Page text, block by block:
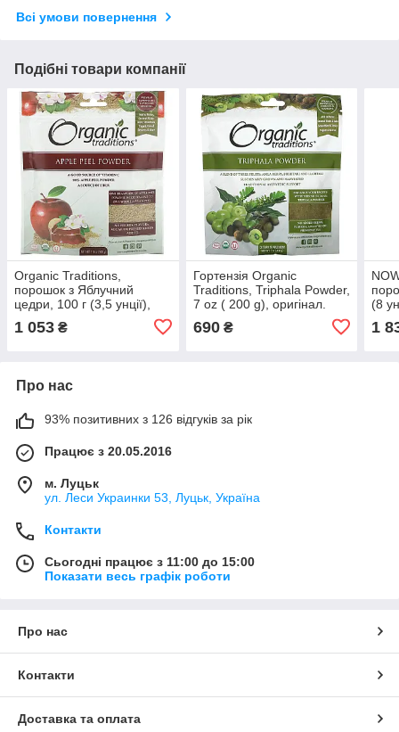
Всі умови повернення
Подібні товари компанії
Organic Traditions,
порошок з Яблучний
цедри, 100 г (3,5 унції),
оригінал. Доставка з США/
ЄС протягом 14 днів
1 053 ₴
Гортензія Organic
Traditions, Triphala Powder,
7 oz ( 200 g), оригінал.
протягом 14 днів
690₴
(8
1
Про нас
93% позитивних з 126 відгуків за рік
Працює з 20.05.2016
м. Луцьк
ул. Леси Украинки 53, Луцьк, Україна
Контакти
Сьогодні працює з 11:00 до 15:00
Показати весь графік роботи
Про нас
Контакти
Доставка та оплата